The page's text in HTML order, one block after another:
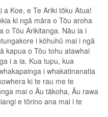
Koe, e Te Ariki tōku Atua!
ki ngā māra o Tōu aroha
o Tōu Arikitanga. Nāu ia i
i kōhuhū mai i ngā
kapua o Tōu tohu atawhai
i a ia. Kua tupu, kua
i whakatinanatia
ki te rau me te
mai o Āu tākoha, Āu rawa
e tōrino ana mai i te